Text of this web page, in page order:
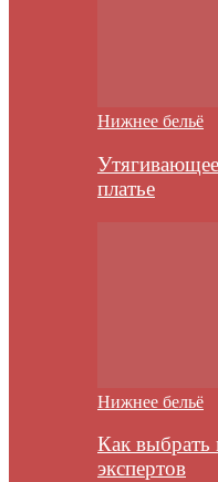
Нижнее бельё
платье
Нижнее бельё
Как выбрать
экспертов